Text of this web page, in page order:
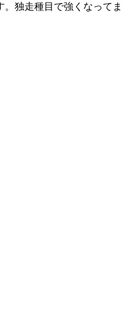
独走種目で強くなってま